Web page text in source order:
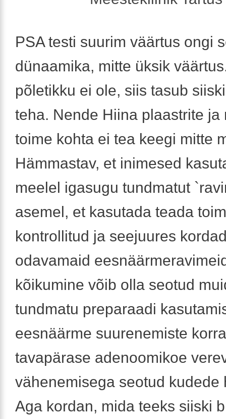
PSA testi suurim väärtus ongi
dünaamika, mitte üksik
põletikku ei ole, siis tasub
teha. Nende Hiina plaastrite ja
toime kohta ei tea keegi mitte
Hämmastav, et inimesed
meelel igasugu tundmatut
asemel, et kasutada teada
kontrollitud ja seejuures
odavamaid
kõikumine võib olla seotud
tundmatu preparaadi
eesnäärme suurenemiste
tavapärase adenoomikoe
vähenemisega seotud kudede
Aga kordan, mida teeks siiski